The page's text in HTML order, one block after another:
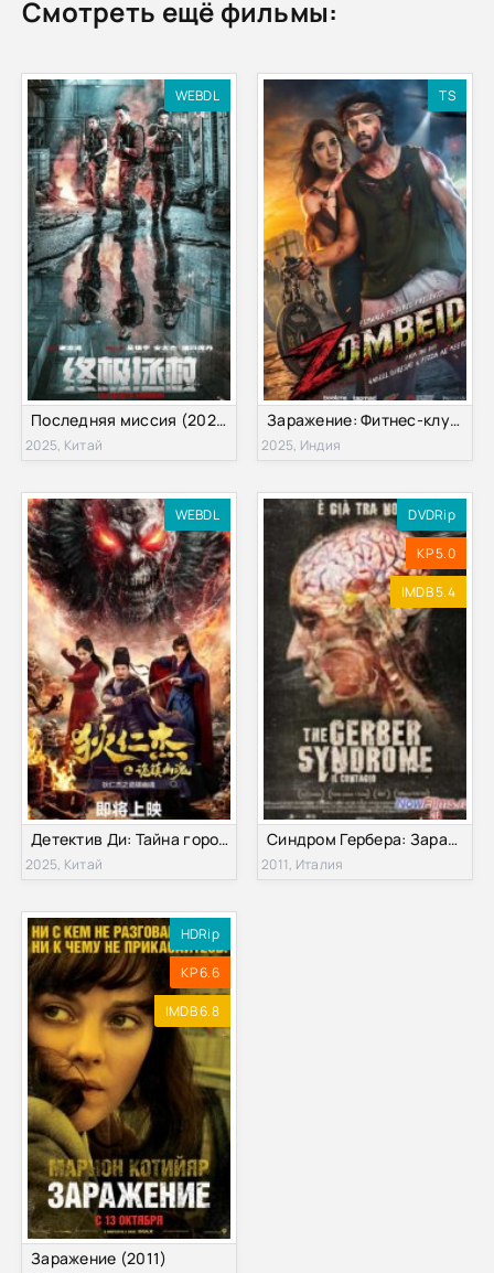
Смотреть ещё фильмы:
WEBDL
Последняя миссия (2025)
2025, Китай
TS
Заражение: Фитнес-клуб (2025)
2025, Индия
WEBDL
Детектив Ди: Тайна города-призрака (2025)
2025, Китай
DVDRip
KP 5.0
IMDB 5.4
Синдром Гербера: Заражение (2011)
2011, Италия
HDRip
KP 6.6
IMDB 6.8
Заражение (2011)